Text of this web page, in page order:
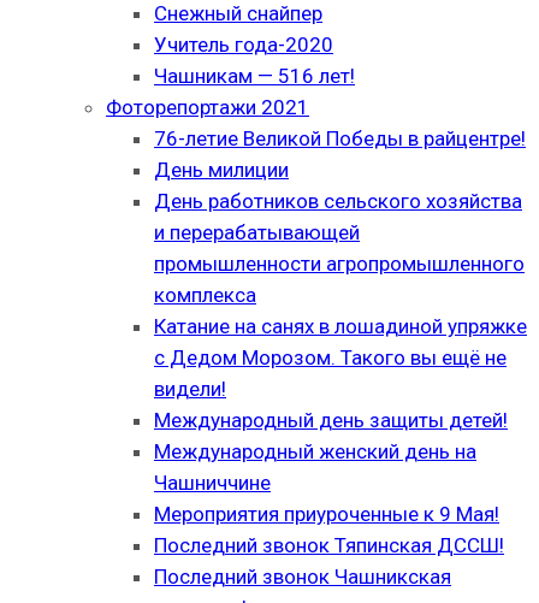
Снежный снайпер
Учитель года-2020
Чашникам — 516 лет!
Фоторепортажи 2021
76-летие Великой Победы в райцентре!
День милиции
День работников сельского хозяйства
и перерабатывающей
промышленности агропромышленного
комплекса
Катание на санях в лошадиной упряжке
с Дедом Морозом. Такого вы ещё не
видели!
Международный день защиты детей!
Международный женский день на
Чашниччине
Мероприятия приуроченные к 9 Мая!
Последний звонок Тяпинская ДССШ!
Последний звонок Чашникская